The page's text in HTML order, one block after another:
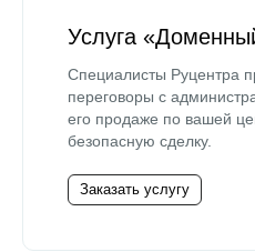
Услуга
Специалисты Руцентра
переговоры с
его продаже по вашей
безопасную сделку.
Заказать услугу